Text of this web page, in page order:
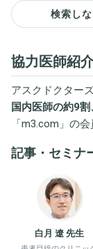
検索し
協力医師紹
アスクドクター
国内医師の約9
「m3.com 」の会
記事・セミナ
白月 遼 先生